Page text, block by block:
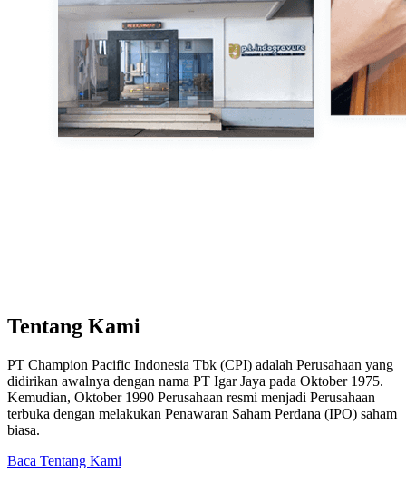
Tentang Kami
PT Champion Pacific Indonesia Tbk (CPI) adalah Perusahaan yang
didirikan awalnya dengan nama PT Igar Jaya pada Oktober 1975.
Kemudian, Oktober 1990 Perusahaan resmi menjadi Perusahaan
terbuka dengan melakukan Penawaran Saham Perdana (IPO) saham
biasa.
Baca Tentang Kami